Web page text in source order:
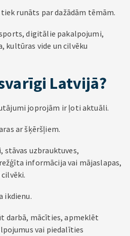
runāts par dažādām tēmām.
digitālie pakalpojumi,
kultūras vide un cilvēku
Latvijā?
joprojām ir ļoti aktuāli.
ar šķēršļiem.
stāvas uzbrauktuves,
informācija vai mājaslapas,
ikdienu.
darbā, mācīties, apmeklēt
vai piedalīties